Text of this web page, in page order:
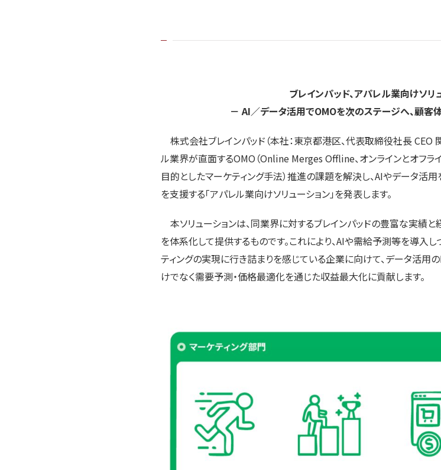
ブレインパッド、アパレル業向けソリ
－ AI／データ活用でOMOを次のステージへ、顧客
株式会社ブレインパッド（本社：東京都港区、代表取締役社長 CEO
ル業界が直面するOMO（Online Merges Offline、オンラインとオフラ
目的としたマーケティング手法）推進の課題を解決し、AIやデータ
を支援する「アパレル業向けソリューション」を発表します。
本ソリューションは、同業界に対するブレインパッドの豊富な実績
を体系化して提供するものです。これにより、AIや需給予測等を導入
ティングの実現に行き詰まりを感じている企業に向けて、データ活用
けでなく需要予測・価格最適化を通じた収益最大化に貢献します。